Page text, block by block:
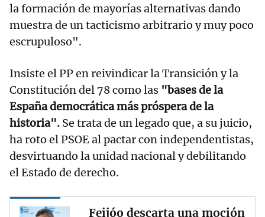
la formación de mayorías alternativas dando
muestra de un tacticismo arbitrario y muy poco
escrupuloso".
Insiste el PP en reivindicar la Transición y la
Constitución del 78 como las "bases de la
España democrática más próspera de la
historia". Se trata de un legado que, a su juicio,
ha roto el PSOE al pactar con independentistas,
desvirtuando la unidad nacional y debilitando
el Estado de derecho.
Feijóo descarta una moción